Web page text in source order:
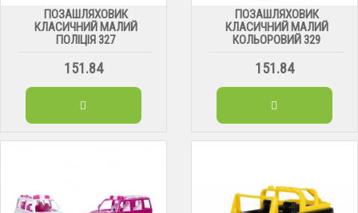
ПОЗАШЛЯХОВИК
КЛАСИЧНИЙ МАЛИЙ
ПОЛІЦІЯ 327
151.84
ПОЗАШЛЯХОВИК
КЛАСИЧНИЙ МАЛИЙ
КОЛЬОРОВИЙ 329
151.84